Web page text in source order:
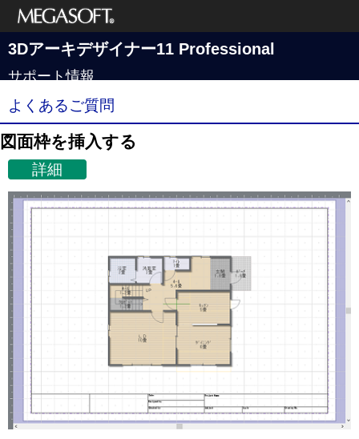
メガソフト株式
会社
3Dアーキデザイナー11 Professional
サポート情報
よくあるご質問
図面枠を挿入する
詳細